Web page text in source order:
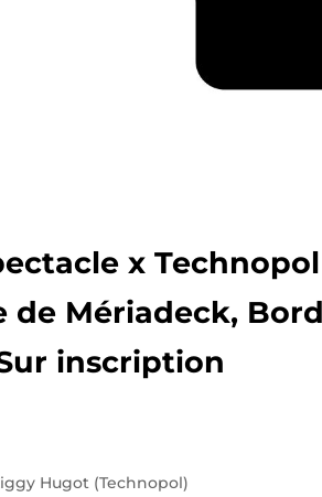
x Technopol
de Mériadeck,
inscription
Hugot (Technopol)